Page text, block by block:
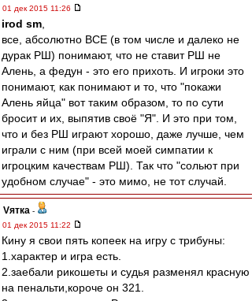
01 дек 2015 11:26
irod sm
все, абсолютно ВСЕ (в том числе и далеко не
дурак РШ) понимают, что не ставит РШ не
Алень, а федун - это его прихоть. И игроки это
понимают, как понимают и то, что "покажи
Алень яйца" вот таким образом, то по сути
бросит и их, выпятив своё "Я". И это при том,
что и без РШ играют хорошо, даже лучше, чем
играли с ним (при всей моей симпатии к
игроцким качествам РШ). Так что "сольют при
удобном случае" - это мимо, не тот случай.
Vятка -
01 дек 2015 11:22
Кину я свои пять копеек на игру с трибуны:
1.характер и игра есть.
2.заебали рикошеты и судья разменял красную
на пенальти,короче он 321.